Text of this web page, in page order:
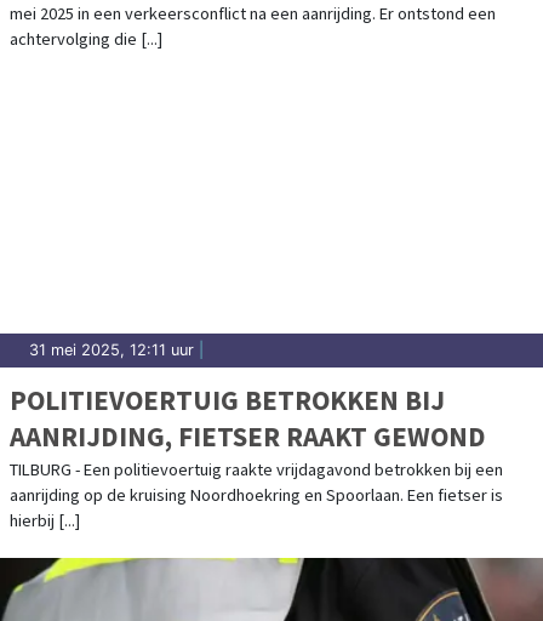
mei 2025 in een verkeersconflict na een aanrijding. Er ontstond een
achtervolging die [...]
31 mei 2025, 12:11 uur
POLITIEVOERTUIG BETROKKEN BIJ
AANRIJDING, FIETSER RAAKT GEWOND
TILBURG - Een politievoertuig raakte vrijdagavond betrokken bij een
aanrijding op de kruising Noordhoekring en Spoorlaan. Een fietser is
hierbij [...]